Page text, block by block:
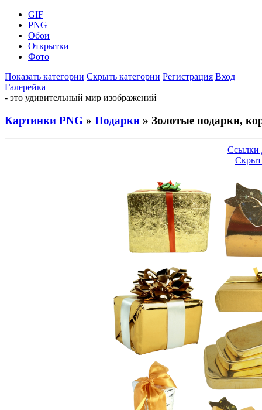
GIF
PNG
Обои
Открытки
Фото
Показать категории Скрыть категории Регистрация Вход
Галерейка
- это удивительный мир изображений
Картинки PNG » Подарки » Золотые подарки,
Ссылки